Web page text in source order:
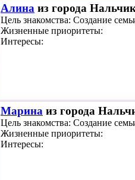
Алина из города
Цель знакомства: Создание
Жизненные приоритеты:
Интересы:
Марина из города
Цель знакомства: Создание
Жизненные приоритеты:
Интересы: